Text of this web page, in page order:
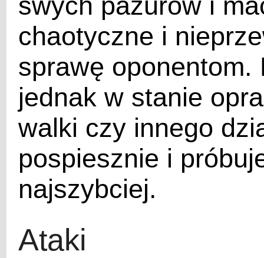
chaotyczne i
sprawę
jednak w stanie
walki czy innego
pospiesznie i
najszybciej.
Ataki